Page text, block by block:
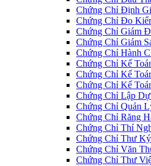
Chứng Chỉ Định
Chứng Chỉ Đo
Chứng Chỉ Giám
Chứng Chỉ Giám
Chứng Chỉ Hành
Chứng Chỉ Kế
Chứng Chỉ Kế
Chứng Chỉ Kế
Chứng Chỉ Lập Dự
Chứng Chỉ Quản
Chứng Chỉ Răng
Chứng Chỉ Thí
Chứng Chỉ Thư
Chứng Chỉ Văn
Chứng Chỉ Thư